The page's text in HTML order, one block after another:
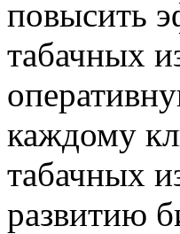
повысить
табачных
каждому
табачных
развитию